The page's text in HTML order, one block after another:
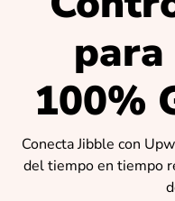
100%
Conecta Jibble con
del tiempo en tiempo